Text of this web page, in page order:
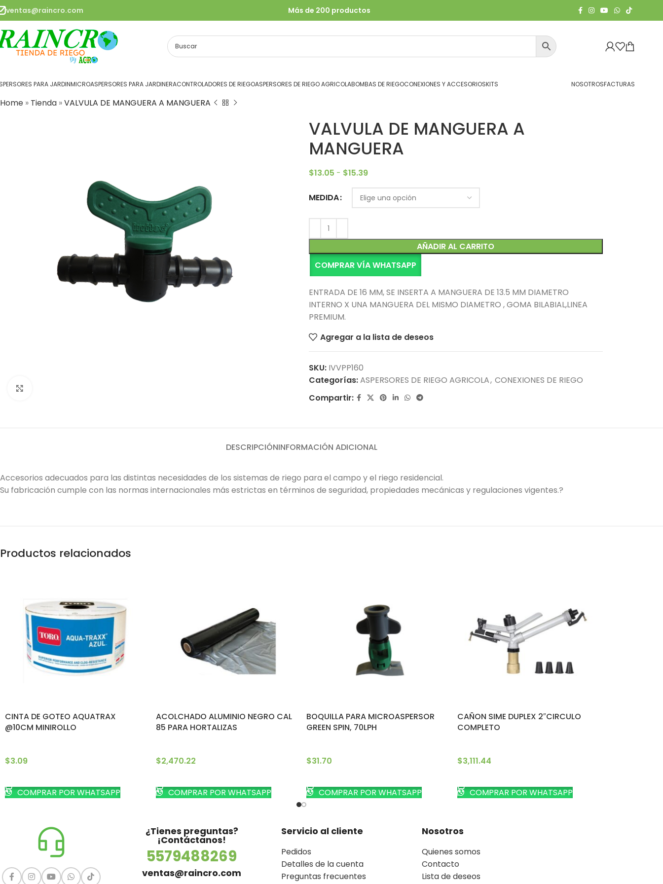
ventas@raincro.com Más de 200 productos
PARA JARDINMICROASPERSORES PARA JARDINERACONTROLADORES DE RIEGOASPERSORES DE RIEGO AGRICOLABOMBAS DE RIEGOCONEXIONES Y ACCESORIOSKITS NOSOTROSFACTURAS
Home » Tienda »VALVULA DE MANGUERA A MANGUERA
VALVULA DE MANGUERA A
MANGUERA
$13.05 - $15.39
MEDIDA
AÑADIR AL CARRITO
COMPRAR VÍA WHATSAPP
Alternative:
ENTRADA DE 16 MM, SE INSERTA A MANGUERA DE 13.5 MM DIAMETRO
INTERNO X UNA MANGUERA DEL MISMO DIAMETRO , GOMA BILABIAL,LINEA
PREMIUM.
Agregar a la lista de deseos
SKU: IVVPP160
Categorías:ASPERSORES DE RIEGO AGRICOLA, CONEXIONES DE RIEGO
Compartir:
DESCRIPCIÓNINFORMACIÓN ADICIONAL
Accesorios adecuados para las distintas necesidades de los sistemas de riego para el campo y el riego residencial.
Su fabricación cumple con las normas internacionales más estrictas en términos de seguridad, propiedades mecánicas y regulaciones vigentes.?
Productos relacionados
CINTA DE GOTEO AQUATRAX
@10CM MINIROLLO
$3.09
COMPRAR POR WHATSAPP
ACOLCHADO ALUMINIO NEGRO CAL
85 PARA HORTALIZAS
$2,470.22
COMPRAR POR WHATSAPP
BOQUILLA PARA MICROASPERSOR
GREEN SPIN, 70LPH
$31.70
COMPRAR POR WHATSAPP
CAÑON SIME DUPLEX 2″CIRCULO
COMPLETO
$3,111.44
COMPRAR POR WHATSAPP
¿Tienes preguntas?
¡Contáctanos!
5579488269
ventas@raincro.com
Servicio al cliente
Pedidos
Detalles de la cuenta
Preguntas frecuentes
Nosotros
Quienes somos
Contacto
Lista de deseos